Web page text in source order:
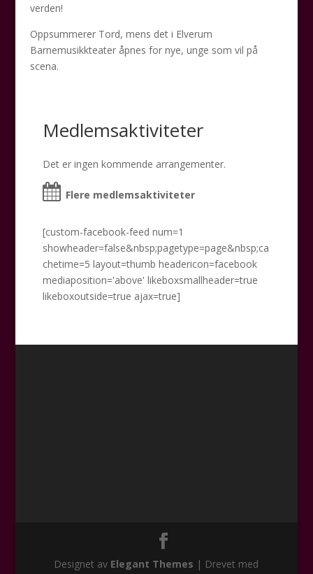
verden!
Oppsummerer Tord, mens det i Elverum
Barnemusikkteater åpnes for nye, unge som vil på
scena.
Medlemsaktiviteter
Det er ingen kommende arrangementer.
Flere medlemsaktiviteter
[custom-facebook-feed num=1
showheader=false&nbsp;pagetype=page&nbsp;ca
chetime=5 layout=thumb headericon=facebook
mediaposition='above' likeboxsmallheader=true
likeboxoutside=true ajax=true]
Designet av Elegant Themes | Drevet med